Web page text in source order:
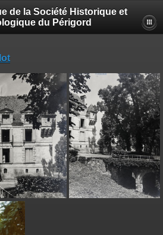
de la Société Historique et
du Périgord